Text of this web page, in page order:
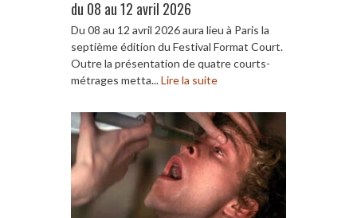
du 08 au 12 avril 2026
Du 08 au 12 avril 2026 aura lieu à Paris la
septième édition du Festival Format Court.
Outre la présentation de quatre courts-
métrages metta...Lire la suite